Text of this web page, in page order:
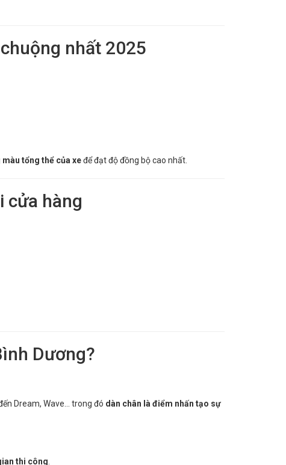
nhất 2025
tổng thể của xeđể đạt độ đồng bộ cao nhất.
cửa hàng
Dương?
Dream, Wave… trong đó dàn chân là điểm nhấn tạo sự
thi công